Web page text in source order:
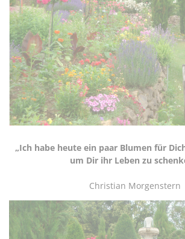
„Ich habe heute ein paar Blumen für
um Dir ihr Leben zu
Christian Morgenstern